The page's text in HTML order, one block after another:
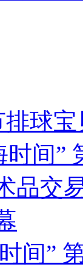
排球
间”